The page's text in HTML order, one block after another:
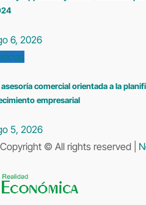
6, 2026
asesoría comercial orientada a la
empresarial
5, 2026
Copyright © All rights reserved